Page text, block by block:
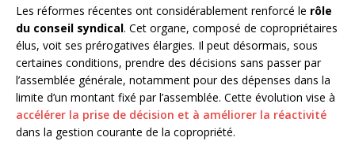
Les réformes récentes ont considérablement renforcé le rôle
du conseil syndical. Cet organe, composé de copropriétaires
élus, voit ses prérogatives élargies. Il peut désormais, sous
certaines conditions, prendre des décisions sans passer par
l’assemblée générale, notamment pour des dépenses dans la
limite d’un montant fixé par l’assemblée. Cette évolution vise à
accélérer la prise de décision et à améliorer la réactivité
dans la gestion courante de la copropriété.